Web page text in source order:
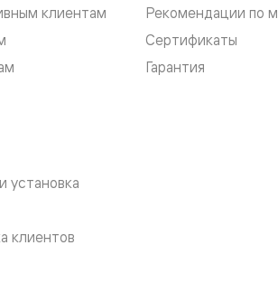
клиентам
установка
клиентов
Рекомендации по
Сертификаты
Гарантия